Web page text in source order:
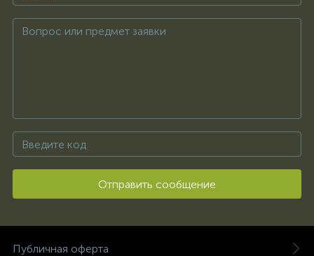
Отправить сообщение
Публичная оферта